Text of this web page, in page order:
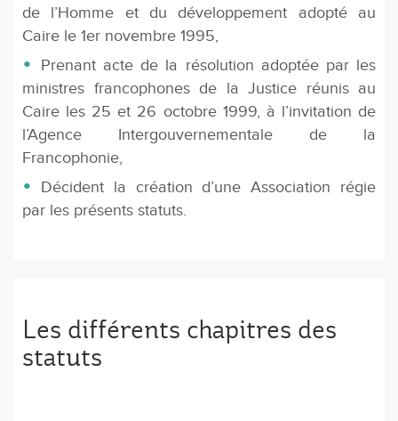
de l’Homme et du développement adopté au
Caire le 1er novembre 1995,
Prenant acte de la résolution adoptée par les
ministres francophones de la Justice réunis au
Caire les 25 et 26 octobre 1999, à l’invitation de
l’Agence Intergouvernementale de la
Francophonie,
Décident la création d’une Association régie
par les présents statuts.
Les différents chapitres des
statuts